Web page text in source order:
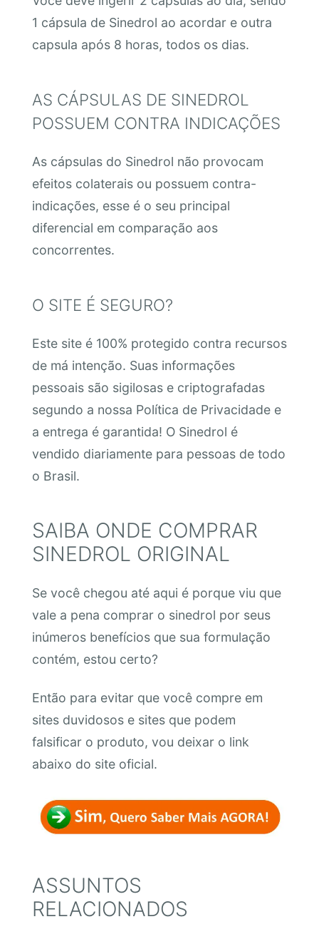
1 cápsula de Sinedrol ao acordar e outra
capsula após 8 horas, todos os dias.
AS CÁPSULAS DE SINEDROL
POSSUEM CONTRA INDICAÇÕES
As cápsulas do Sinedrol não provocam
efeitos colaterais ou possuem contra-
indicações, esse é o seu principal
diferencial em comparação aos
concorrentes.
O SITE É SEGURO?
Este site é 100% protegido contra recursos
de má intenção. Suas informações
pessoais são sigilosas e criptografadas
segundo a nossa Política de Privacidade e
a entrega é garantida! O Sinedrol é
vendido diariamente para pessoas de todo
o Brasil.
SAIBA ONDE COMPRAR
SINEDROL ORIGINAL
Se você chegou até aqui é porque viu que
vale a pena comprar o sinedrol por seus
inúmeros benefícios que sua formulação
contém, estou certo?
Então para evitar que você compre em
sites duvidosos e sites que podem
falsificar o produto, vou deixar o link
abaixo do site oficial.
ASSUNTOS
RELACIONADOS